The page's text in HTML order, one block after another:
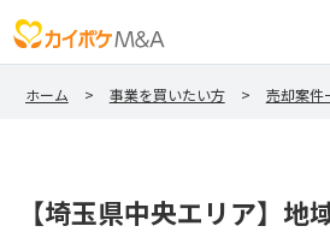
ホーム 事業を買いたい方 売却案件
【埼玉県中央エリア】地